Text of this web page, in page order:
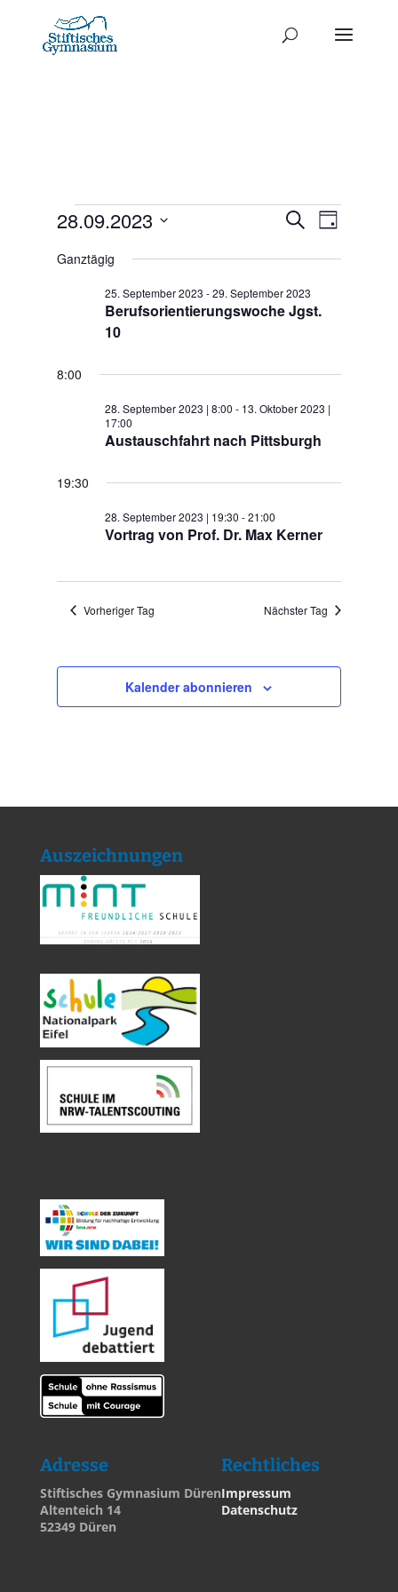
Termine
für
September
2023
Termine
Such-
und
SucheTag
28.09.2023
wählen.
Ganztägig
Berufsorientierungswoche Jgst.
10
25. September 2023 -29. September 2023
8:00
Austauschfahrt nach Pittsburgh
28. September 2023 | 8:00 - 13. Oktober 2023 |
17:00
19:30
Vortrag von Prof. Dr. Max Kerner
28. September 2023 | 19:30 -21:00
Vorheriger Tag Nächster Tag
Kalender abonnieren
Auszeichnungen
Adresse
Stiftisches Gymnasium Düren
Altenteich 14
52349 Düren
Rechtliches
Impressum
Datenschutz